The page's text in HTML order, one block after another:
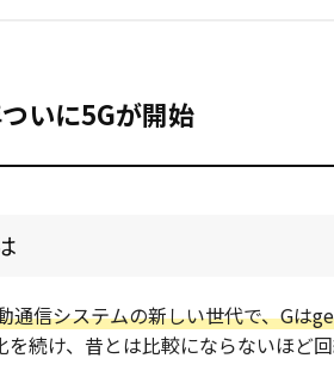
いに5Gが開始
通信システムの新しい世代で、Gは
を続け、昔とは比較にならないほど回